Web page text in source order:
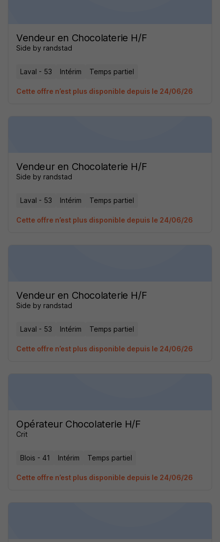
Vendeur en Chocolaterie H/F
Side by randstad
Laval - 53 Intérim Temps partiel
Cette offre n’est plus disponible depuis le 24/06/26
Vendeur en Chocolaterie H/F
Side by randstad
Laval - 53 Intérim Temps partiel
Cette offre n’est plus disponible depuis le 24/06/26
Vendeur en Chocolaterie H/F
Side by randstad
Laval - 53 Intérim Temps partiel
Cette offre n’est plus disponible depuis le 24/06/26
Opérateur Chocolaterie H/F
Crit
Blois - 41 Intérim Temps partiel
Cette offre n’est plus disponible depuis le 24/06/26